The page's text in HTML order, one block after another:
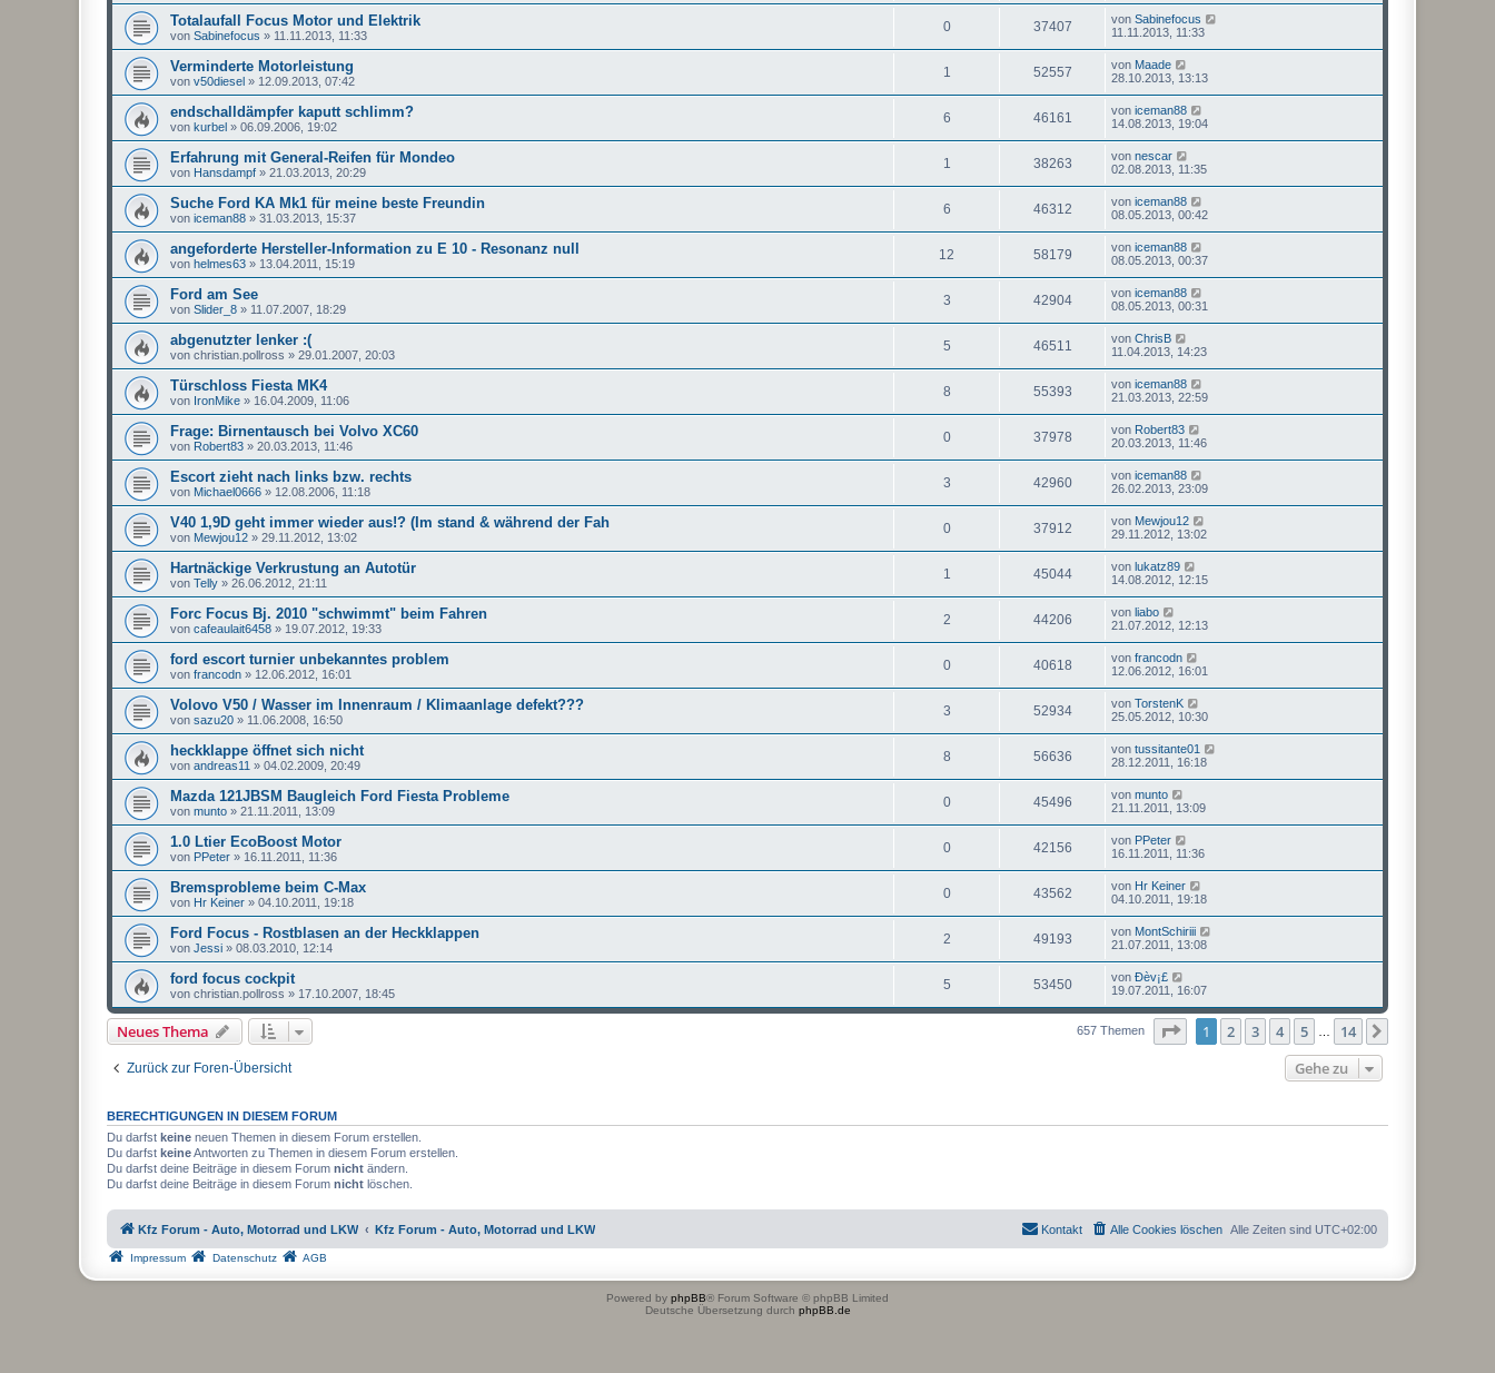
Totalaufall Focus Motor und Elektrik
von Sabinefocus » 11.11.2013, 11:33
0 37407 von Sabinefocus
11.11.2013, 11:33
Verminderte Motorleistung
von v50diesel » 12.09.2013, 07:42
1 52557 von Maade
28.10.2013, 13:13
endschalldämpfer kaputt schlimm?
von kurbel » 06.09.2006, 19:02
6 46161 von iceman88
14.08.2013, 19:04
Erfahrung mit General-Reifen für Mondeo
von Hansdampf » 21.03.2013, 20:29
1 38263 von nescar
02.08.2013, 11:35
Suche Ford KA Mk1 für meine beste Freundin
von iceman88 » 31.03.2013, 15:37
6 46312 von iceman88
08.05.2013, 00:42
angeforderte Hersteller-Information zu E 10 - Resonanz null
von helmes63 » 13.04.2011, 15:19
12 58179 von iceman88
08.05.2013, 00:37
Ford am See
von Slider_8 » 11.07.2007, 18:29
3 42904 von iceman88
08.05.2013, 00:31
abgenutzter lenker :(
von christian.pollross » 29.01.2007, 20:03
5 46511 von ChrisB
11.04.2013, 14:23
Türschloss Fiesta MK4
von IronMike » 16.04.2009, 11:06
8 55393 von iceman88
21.03.2013, 22:59
Frage: Birnentausch bei Volvo XC60
von Robert83 » 20.03.2013, 11:46
0 37978 von Robert83
20.03.2013, 11:46
Escort zieht nach links bzw. rechts
von Michael0666 » 12.08.2006, 11:18
3 42960 von iceman88
26.02.2013, 23:09
V40 1,9D geht immer wieder aus!? (Im stand & während der Fah
von Mewjou12 » 29.11.2012, 13:02
0 37912 von Mewjou12
29.11.2012, 13:02
Hartnäckige Verkrustung an Autotür
von Telly » 26.06.2012, 21:11
1 45044 von lukatz89
14.08.2012, 12:15
Forc Focus Bj. 2010 "schwimmt" beim Fahren
von cafeaulait6458 » 19.07.2012, 19:33
2 44206 von liabo
21.07.2012, 12:13
ford escort turnier unbekanntes problem
von francodn » 12.06.2012, 16:01
0 40618 von francodn
12.06.2012, 16:01
Volovo V50 / Wasser im Innenraum / Klimaanlage defekt???
von sazu20 » 11.06.2008, 16:50
3 52934 von TorstenK
25.05.2012, 10:30
heckklappe öffnet sich nicht
von andreas11 » 04.02.2009, 20:49
8 56636 von tussitante01
28.12.2011, 16:18
Mazda 121JBSM Baugleich Ford Fiesta Probleme
von munto » 21.11.2011, 13:09
0 45496 von munto
21.11.2011, 13:09
1.0 Ltier EcoBoost Motor
von PPeter » 16.11.2011, 11:36
0 42156 von PPeter
16.11.2011, 11:36
Bremsprobleme beim C-Max
von Hr Keiner » 04.10.2011, 19:18
0 43562 von Hr Keiner
04.10.2011, 19:18
Ford Focus - Rostblasen an der Heckklappen
von Jessi » 08.03.2010, 12:14
2 49193 von MontSchiriii
21.07.2011, 13:08
ford focus cockpit
von christian.pollross » 17.10.2007, 18:45
5 53450 von Ðèv¡£
19.07.2011, 16:07
Neues Thema 657 Themen Seite von14
1 2 3 4 5 14
Zurück zur Foren-Übersicht Gehe zu
BERECHTIGUNGEN IN DIESEM FORUM
Du darfst keine neuen Themen in diesem Forum erstellen.
Du darfst keineAntworten zu Themen in diesem Forum erstellen.
Du darfst deine Beiträge in diesem Forum nicht ändern.
Du darfst deine Beiträge in diesem Forum nicht löschen.
Kfz Forum - Auto, Motorrad und LKW Kfz Forum - Auto, Motorrad und LKW Alle Zeiten sind UTC+02:00
Alle Cookies löschen
Kontakt
Impressum Datenschutz AGB
Powered by phpBB® Forum Software © phpBB Limited
Deutsche Übersetzung durch phpBB.de